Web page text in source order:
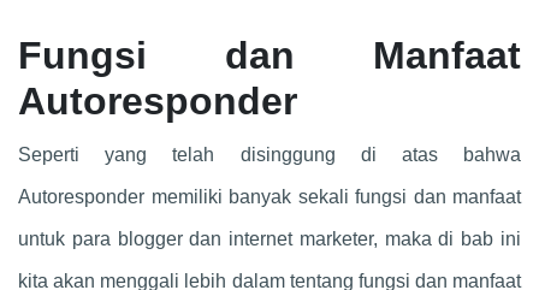
Fungsi dan Manfaat
Autoresponder
Seperti yang telah disinggung di atas bahwa
Autoresponder memiliki banyak sekali fungsi dan manfaat
untuk para blogger dan internet marketer, maka di bab ini
kita akan menggali lebih dalam tentang fungsi dan manfaat